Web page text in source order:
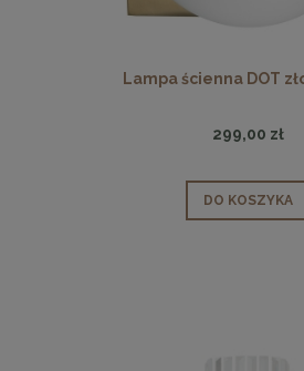
Lampa ścienna DOT
299,00 zł
DO KOSZYKA